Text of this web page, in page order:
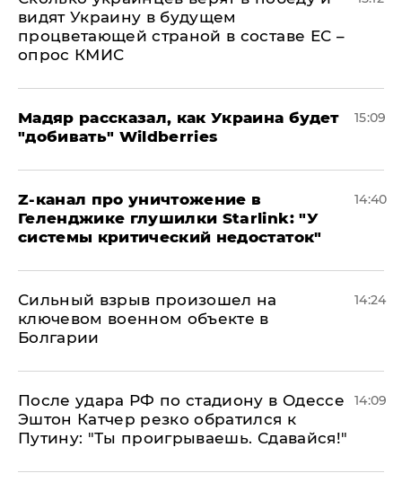
видят Украину в будущем
процветающей страной в составе ЕС –
опрос КМИС
Мадяр рассказал, как Украина будет
"добивать" Wildberries
15:09
Z-канал про уничтожение в
Геленджике глушилки Starlink: "У
системы критический недостаток"
14:40
Сильный взрыв произошел на
ключевом военном объекте в
Болгарии
14:24
После удара РФ по стадиону в Одессе
Эштон Катчер резко обратился к
Путину: "Ты проигрываешь. Сдавайся!"
14:09